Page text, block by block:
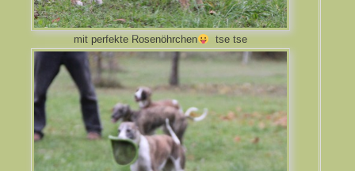
mit perfekte Rosenöhrchen tse tse